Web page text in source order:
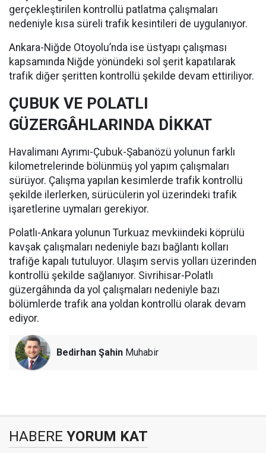
gerçekleştirilen kontrollü patlatma çalışmaları
nedeniyle kısa süreli trafik kesintileri de uygulanıyor.
Ankara-Niğde Otoyolu’nda ise üstyapı çalışması
kapsamında Niğde yönündeki sol şerit kapatılarak
trafik diğer şeritten kontrollü şekilde devam ettiriliyor.
ÇUBUK VE POLATLI
GÜZERGÂHLARINDA DİKKAT
Havalimanı Ayrımı-Çubuk-Şabanözü yolunun farklı
kilometrelerinde bölünmüş yol yapım çalışmaları
sürüyor. Çalışma yapılan kesimlerde trafik kontrollü
şekilde ilerlerken, sürücülerin yol üzerindeki trafik
işaretlerine uymaları gerekiyor.
Polatlı-Ankara yolunun Turkuaz mevkiindeki köprülü
kavşak çalışmaları nedeniyle bazı bağlantı kolları
trafiğe kapalı tutuluyor. Ulaşım servis yolları üzerinden
kontrollü şekilde sağlanıyor. Sivrihisar-Polatlı
güzergâhında da yol çalışmaları nedeniyle bazı
bölümlerde trafik ana yoldan kontrollü olarak devam
ediyor.
Bedirhan Şahin Muhabir
HABERE YORUM KAT